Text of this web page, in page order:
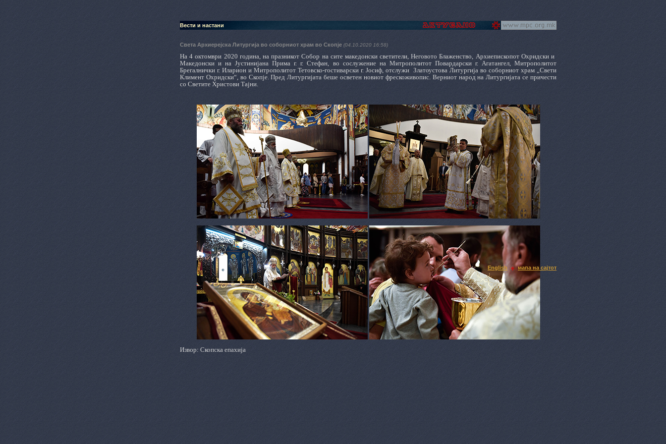
Вести и настани
Света Архиерејска Литургија во соборниот храм во Скопје (04.10.2020 16:58)
На 4 октомври 2020 година, на празникот Собор на сите македонски светители, Неговото Блаженство, Архиепископот Охридски и
Македонски и на Јустинијана Прима г. г. Стефан, во сослужение на Митрополитот Повардарски г. Агатангел, Митрополитот
Брегалнички г. Иларион и Митрополитот Тетовско-гостиварски г. Јосиф, отслужи Златоустова Литургија во соборниот храм „Свети
Климент Охридски“, во Скопје. Пред Литургијата беше осветен новиот фрескоживопис. Верниот народ на Литургијата се причести
со Светите Христови Тајни.
Извор: Скопска епахија
English мапа на сајтот